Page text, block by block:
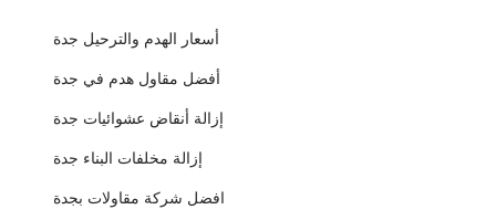
أسعار الهدم والترحيل جدة
أفضل مقاول هدم في جدة
إزالة أنقاض عشوائيات جدة
إزالة مخلفات البناء جدة
افضل شركة مقاولات بجدة